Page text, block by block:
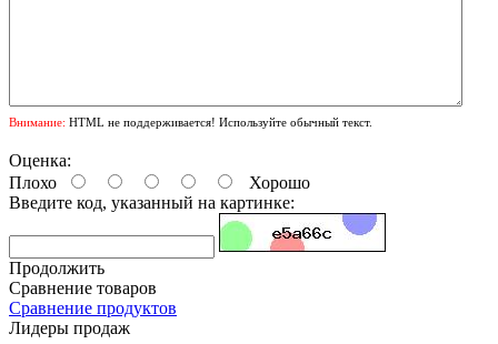
Внимание: HTML не поддерживается! Используйте обычный текст.
Оценка:
Плохо
Хорошо
Введите код, указанный на картинке:
Продолжить
Сравнение товаров
Сравнение продуктов
Лидеры продаж